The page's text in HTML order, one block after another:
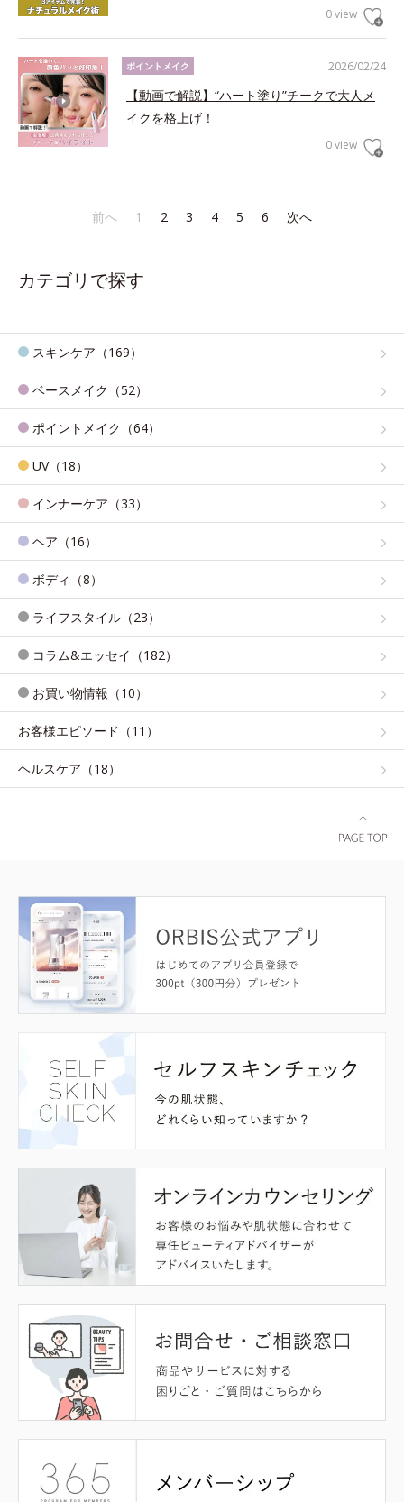
0 view
2026/02/24
ポイントメイク
【動画で解説】“ハート塗り”チークで大人メ
イクを格上げ！
0 view
前へ 1 2 3 4 5 6 次へ
カテゴリで探す
スキンケア（169）
ベースメイク（52）
ポイントメイク（64）
UV（18）
インナーケア（33）
ヘア（16）
ボディ（8）
ライフスタイル（23）
コラム&エッセイ（182）
お買い物情報（10）
お客様エピソード（11）
ヘルスケア（18）